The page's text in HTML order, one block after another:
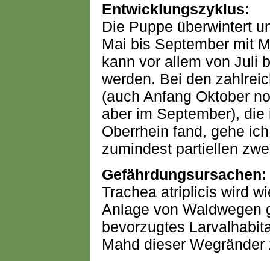
Entwicklungszyklus:
Die Puppe überwintert
Mai bis September mit
kann vor allem von Juli
werden. Bei den
(auch Anfang Oktober
aber im September),
Oberrhein fand, gehe
zumindest partiellen
Gefährdungsursachen:
Trachea atriplicis wird
Anlage von Waldwegen
bevorzugtes
Mahd dieser